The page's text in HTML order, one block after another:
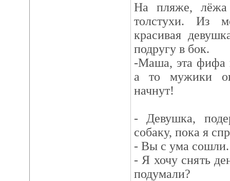
На пляже, лёжа
толстухи. Из
красивая
подругу в бок.
-Маша, эта фифа
а то мужики
начнут!
- Девушка,
собаку, пока я
- Вы с ума сошли.
- Я хочу снять
подумали?